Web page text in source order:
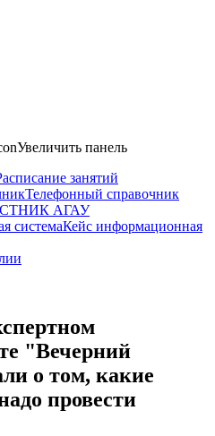
Увеличить панель
занятий
Телефонный справочник
АГАУ
Кейс информационная
"Вечерний
о том, какие
провести